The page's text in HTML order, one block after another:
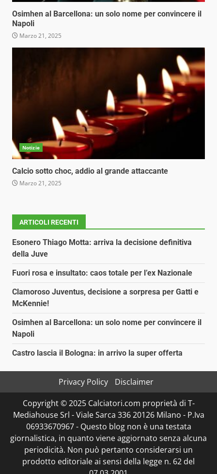
Osimhen al Barcellona: un solo nome per convincere il
Napoli
Marzo 21, 2025
Notizie
Calcio sotto choc, addio al grande attaccante
Marzo 21, 2025
ARTICOLI RECENTI
Esonero Thiago Motta: arriva la decisione definitiva
della Juve
Fuori rosa e insultato: caos totale per l’ex Nazionale
Clamoroso Juventus, decisione a sorpresa per Gatti e
McKennie!
Osimhen al Barcellona: un solo nome per convincere il
Napoli
Castro lascia il Bologna: in arrivo la super offerta
Privacy Policy
Disclaimer
Copyright © 2025 Calciatori.com proprietà di T-
Mediahouse Srl - Viale Sarca 336 20126 Milano - P.Iva
06933670967 - Questo blog non è una testata
giornalistica, in quanto viene aggiornato senza alcuna
periodicità. Non può pertanto considerarsi un
prodotto editoriale ai sensi della legge n. 62 del